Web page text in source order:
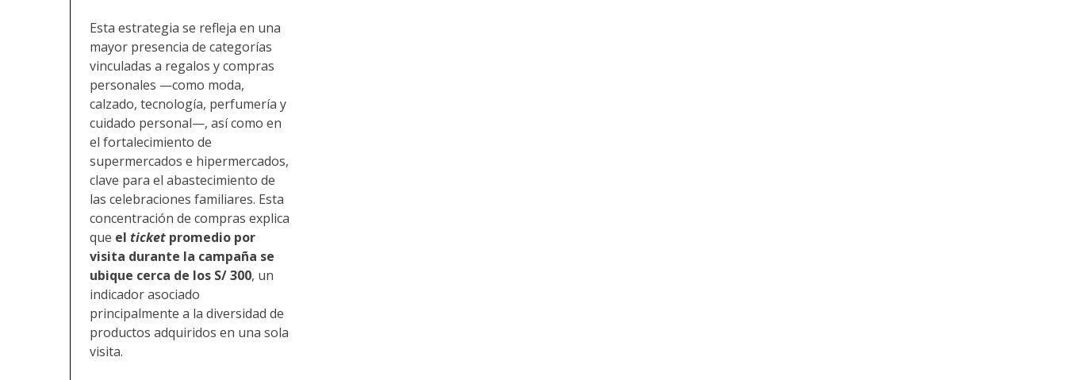
Esta estrategia se refleja en una
mayor presencia de categorías
vinculadas a regalos y compras
personales —como moda,
calzado, tecnología, perfumería y
cuidado personal—, así como en
el fortalecimiento de
supermercados e hipermercados,
clave para el abastecimiento de
las celebraciones familiares. Esta
concentración de compras explica
que el ticket promedio por
visita durante la campaña se
ubique cerca de los S/ 300, un
indicador asociado
principalmente a la diversidad de
productos adquiridos en una sola
visita.